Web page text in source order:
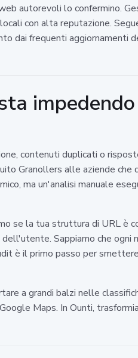
autorevoli lo confermino.
con alta reputazione.
dai frequenti aggiornamenti
contenuti duplicati o
Granollers alle aziende che
ma un'analisi manuale
se la tua struttura di URL è
Sappiamo che ogni
è il primo passo per
a grandi balzi nelle
Maps. In Ounti,